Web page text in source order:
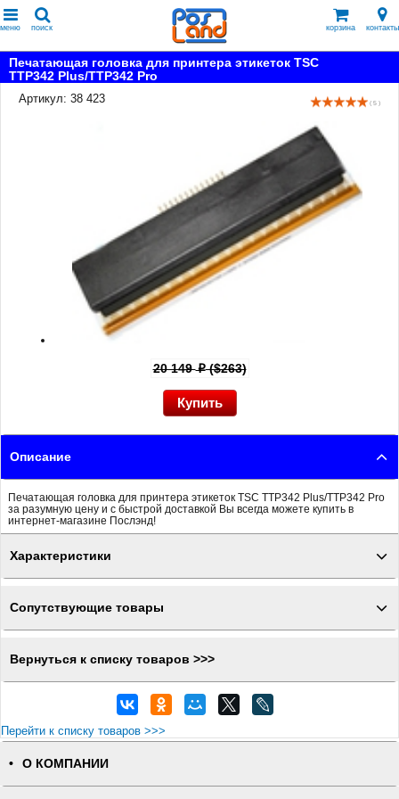
меню поиск корзина контакты
Печатающая головка для принтера этикеток TSC
TTP342 Plus/TTP342 Pro
Артикул: 38 423
( 5 )
20 149p($263)
Описание
Печатающая головка для принтера этикеток TSC TTP342 Plus/TTP342 Pro
за разумную цену и с быстрой доставкой Вы всегда можете купить в
интернет-магазине Послэнд!
Характеристики
Сопутствующие товары
Вернуться к списку товаров >>>
Перейти к списку товаров >>>
О КОМПАНИИ